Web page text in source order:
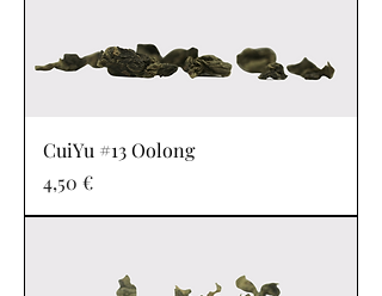
CuiYu #13 Oolong
Prix
4,50 €